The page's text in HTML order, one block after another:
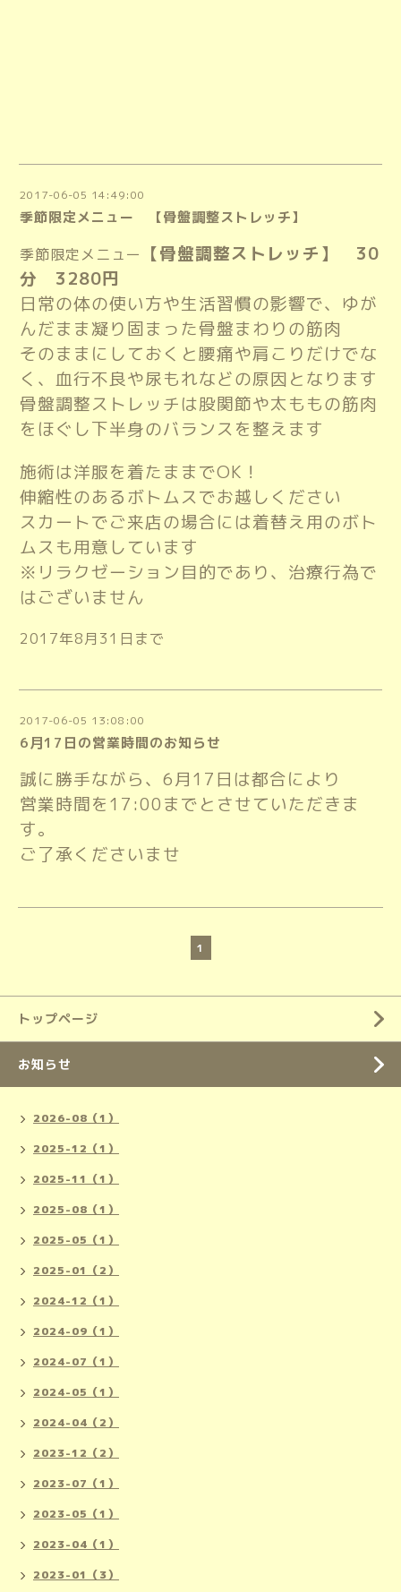
2017-06-05 14:49:00
季節限定メニュー 【骨盤調整ストレッチ】
季節限定メニュー
【骨盤調整ストレッチ】 30
分 3280円
日常の体の使い方や生活習慣の影響で、ゆが
んだまま凝り固まった骨盤まわりの筋肉
そのままにしておくと腰痛や肩こりだけでな
く、血行不良や尿もれなどの原因となります
骨盤調整ストレッチは股関節や太ももの筋肉
をほぐし下半身のバランスを整えます
施術は洋服を着たままでOK！
伸縮性のあるボトムスでお越しください
スカートでご来店の場合には着替え用のボト
ムスも用意しています
※リラクゼーション目的であり、治療行為で
はございません
2017年8月31日まで
2017-06-05 13:08:00
6月17日の営業時間のお知らせ
誠に勝手ながら、6月17日は都合により
営業時間を17:00までとさせていただきま
す。
ご了承くださいませ
1
トップページ
お知らせ
2026-08（1）
2025-12（1）
2025-11（1）
2025-08（1）
2025-05（1）
2025-01（2）
2024-12（1）
2024-09（1）
2024-07（1）
2024-05（1）
2024-04（2）
2023-12（2）
2023-07（1）
2023-05（1）
2023-04（1）
2023-01（3）